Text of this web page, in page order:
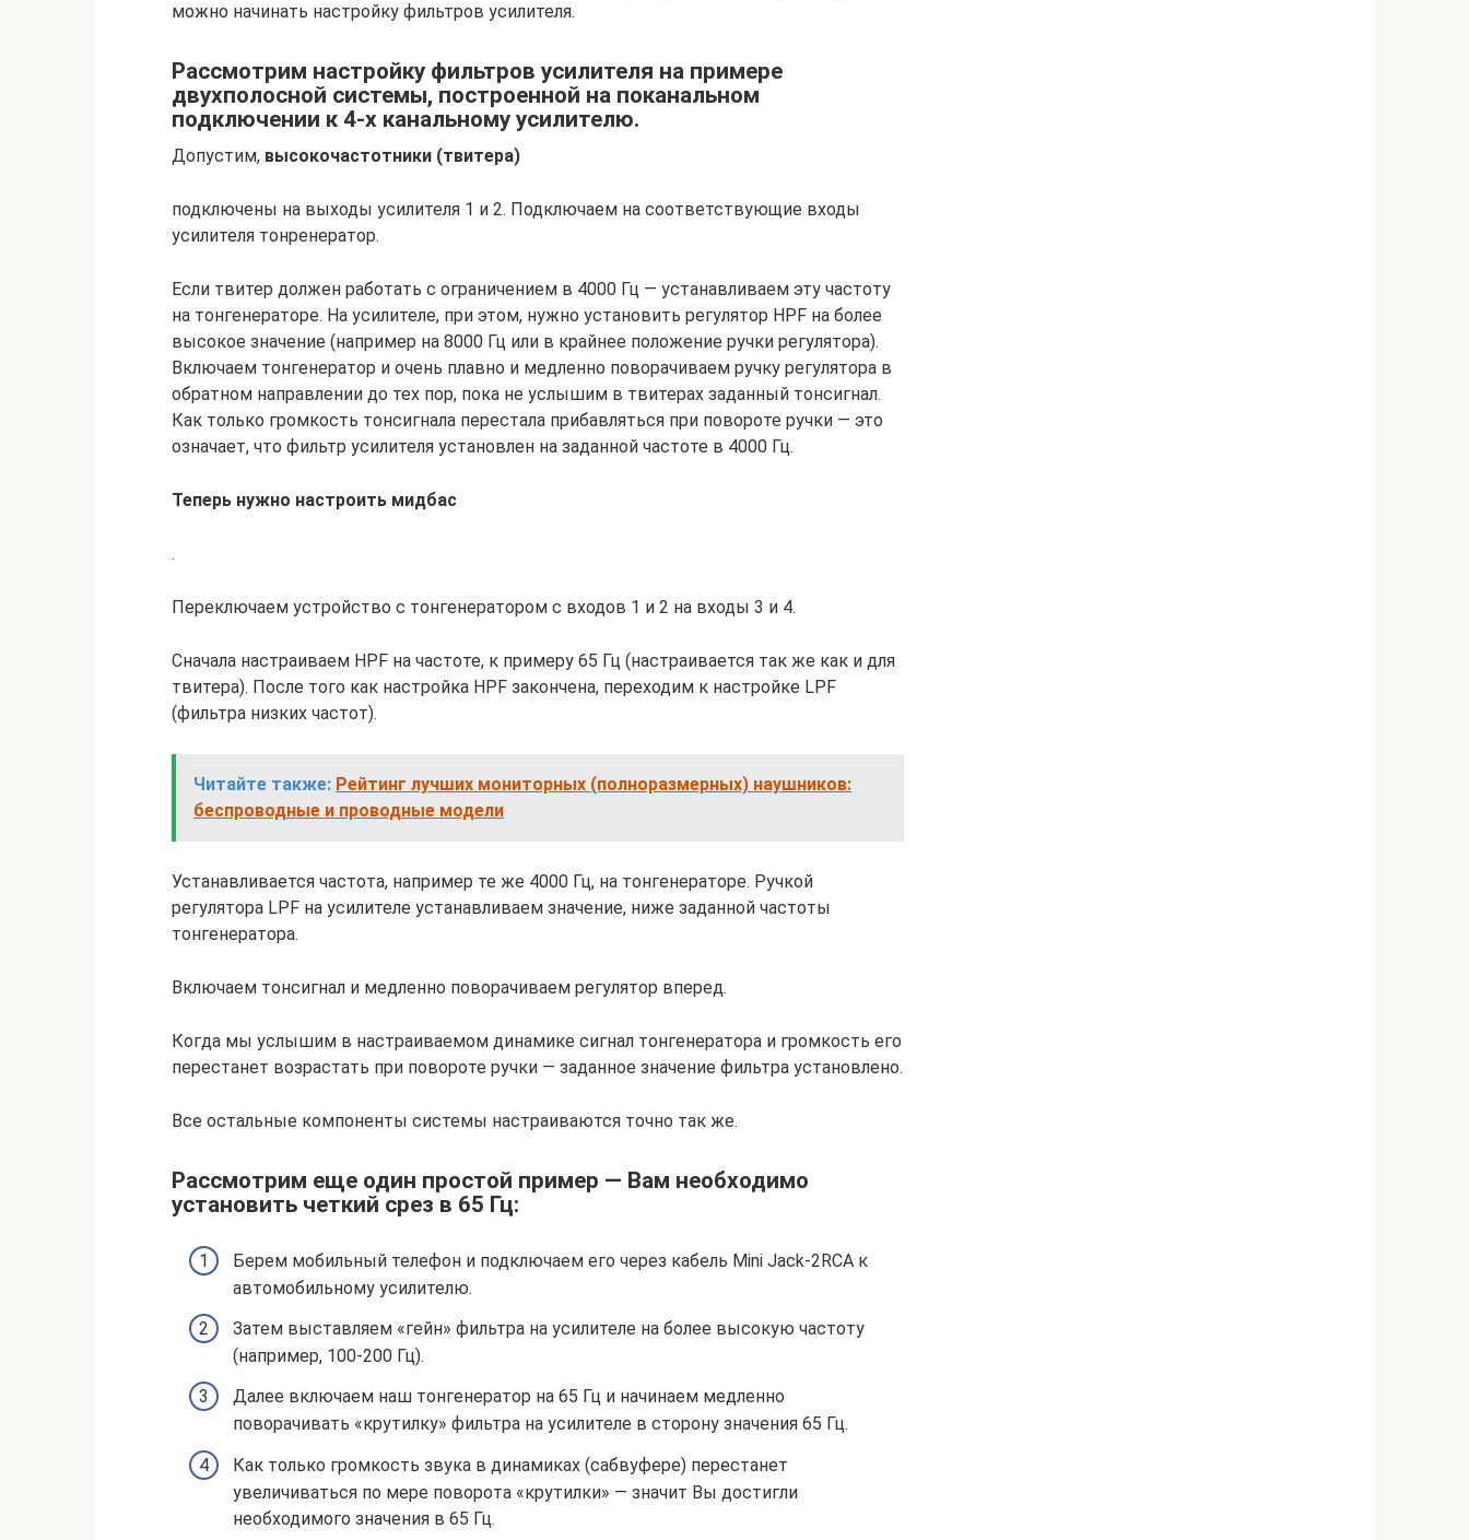
можно начинать настройку фильтров усилителя.
Рассмотрим настройку фильтров усилителя на примере
двухполосной системы, построенной на поканальном
подключении к 4-х канальному усилителю.
Допустим, высокочастотники (твитера)
подключены на выходы усилителя 1 и 2. Подключаем на соответствующие входы
усилителя тонренератор.
Если твитер должен работать с ограничением в 4000 Гц — устанавливаем эту частоту
на тонгенераторе. На усилителе, при этом, нужно установить регулятор HPF на более
высокое значение (например на 8000 Гц или в крайнее положение ручки регулятора).
Включаем тонгенератор и очень плавно и медленно поворачиваем ручку регулятора в
обратном направлении до тех пор, пока не услышим в твитерах заданный тонсигнал.
Как только громкость тонсигнала перестала прибавляться при повороте ручки — это
означает, что фильтр усилителя установлен на заданной частоте в 4000 Гц.
Теперь нужно настроить мидбас
.
Переключаем устройство с тонгенератором с входов 1 и 2 на входы 3 и 4.
Сначала настраиваем HPF на частоте, к примеру 65 Гц (настраивается так же как и для
твитера). После того как настройка HPF закончена, переходим к настройке LPF
(фильтра низких частот).
Читайте также: Рейтинг лучших мониторных (полноразмерных) наушников:
беспроводные и проводные модели
Устанавливается частота, например те же 4000 Гц, на тонгенераторе. Ручкой
регулятора LPF на усилителе устанавливаем значение, ниже заданной частоты
тонгенератора.
Включаем тонсигнал и медленно поворачиваем регулятор вперед.
Когда мы услышим в настраиваемом динамике сигнал тонгенератора и громкость его
перестанет возрастать при повороте ручки — заданное значение фильтра установлено.
Все остальные компоненты системы настраиваются точно так же.
Рассмотрим еще один простой пример — Вам необходимо
установить четкий срез в 65 Гц:
Берем мобильный телефон и подключаем его через кабель Mini Jack-2RCA к
автомобильному усилителю.
Затем выставляем «гейн» фильтра на усилителе на более высокую частоту
(например, 100-200 Гц).
Далее включаем наш тонгенератор на 65 Гц и начинаем медленно
поворачивать «крутилку» фильтра на усилителе в сторону значения 65 Гц.
Как только громкость звука в динамиках (сабвуфере) перестанет
увеличиваться по мере поворота «крутилки» — значит Вы достигли
необходимого значения в 65 Гц.